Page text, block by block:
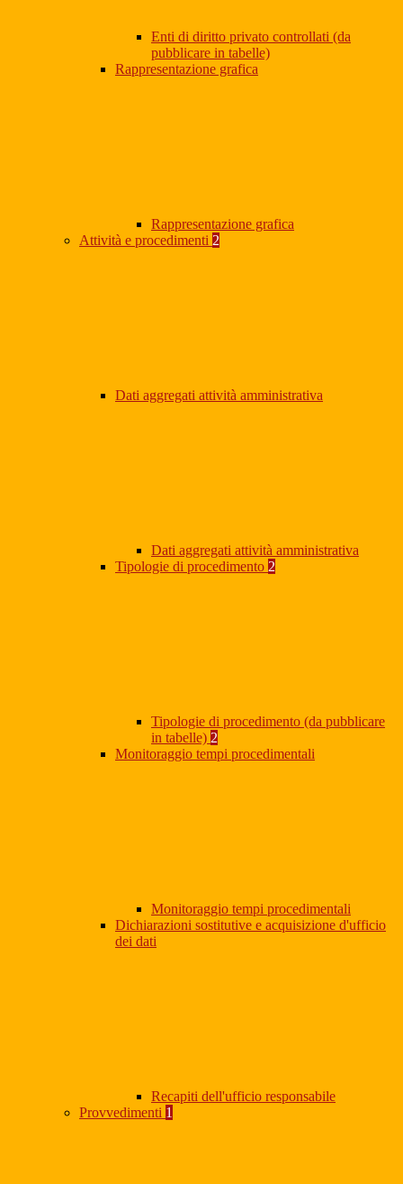
Enti di diritto privato controllati (da
pubblicare in tabelle)
Rappresentazione grafica
Rappresentazione grafica
Attività e procedimenti 2
Dati aggregati attività amministrativa
Dati aggregati attività amministrativa
Tipologie di procedimento 2
Tipologie di procedimento (da pubblicare
in tabelle) 2
Monitoraggio tempi procedimentali
Monitoraggio tempi procedimentali
Dichiarazioni sostitutive e acquisizione d'ufficio
dei dati
Recapiti dell'ufficio responsabile
Provvedimenti 1